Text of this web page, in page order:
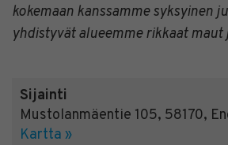
kokemaan kanssamme syksyinen
yhdistyvät alueemme rikkaat
Sijainti
Mustolanmäentie 105, 58170,
Kartta »